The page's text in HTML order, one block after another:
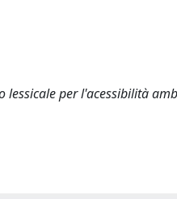
per l'acessibilità